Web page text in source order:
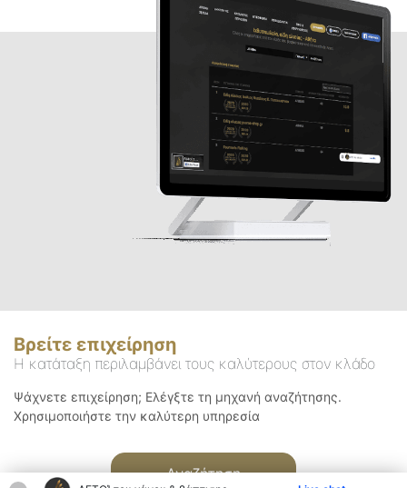
Βρείτε επιχείρηση
Η κατάταξη περιλαμβάνει τους καλύτερους στον κλάδο
Ψάχνετε επιχείρηση; Ελέγξτε τη μηχανή αναζήτησης.
Χρησιμοποιήστε την καλύτερη υπηρεσία
Αναζήτηση